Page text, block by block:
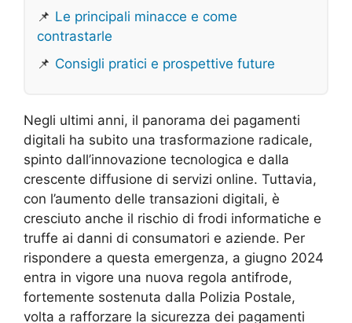
📌 Le principali minacce e come
contrastarle
📌 Consigli pratici e prospettive future
Negli ultimi anni, il panorama dei pagamenti
digitali ha subito una trasformazione radicale,
spinto dall’innovazione tecnologica e dalla
crescente diffusione di servizi online. Tuttavia,
con l’aumento delle transazioni digitali, è
cresciuto anche il rischio di frodi informatiche e
truffe ai danni di consumatori e aziende. Per
rispondere a questa emergenza, a giugno 2024
entra in vigore una nuova regola antifrode,
fortemente sostenuta dalla Polizia Postale,
volta a rafforzare la sicurezza dei pagamenti